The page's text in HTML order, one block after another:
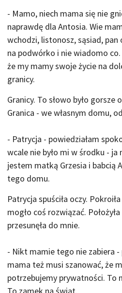
- Mamo, niech mama się nie
naprawdę dla Antosia. Wie
wchodzi, listonosz, sąsiad, pan
na podwórko i nie wiadomo
że my mamy swoje życie na
granicy.
Granicy. To słowo było gorsze
Granica - we własnym domu,
- Patrycja - powiedziałam
wcale nie było mi w środku -
jestem matką Grzesia i babcią
tego domu.
Patrycja spuściła oczy.
mogło coś rozwiązać.
przesunęła do mnie.
- Nikt mamie tego nie zabiera -
mama też musi szanować, że
potrzebujemy prywatności. To